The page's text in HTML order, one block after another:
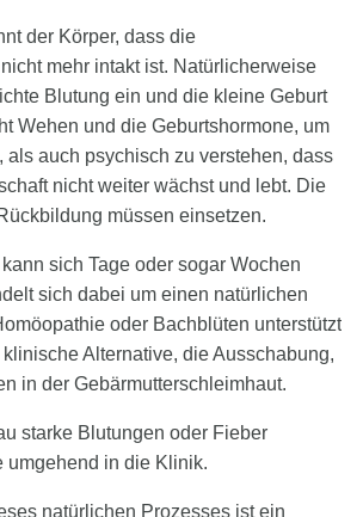
der Körper, dass die
mehr intakt ist. Natürlicherweise
Blutung ein und die kleine Geburt
Wehen und die Geburtshormone, um
als auch psychisch zu verstehen, dass
nicht weiter wächst und lebt. Die
müssen einsetzen.
sich Tage oder sogar Wochen
sich dabei um einen natürlichen
oder Bachblüten unterstützt
Alternative, die Ausschabung,
in der Gebärmutterschleimhaut.
starke Blutungen oder Fieber
umgehend in die Klinik.
natürlichen Prozesses ist ein